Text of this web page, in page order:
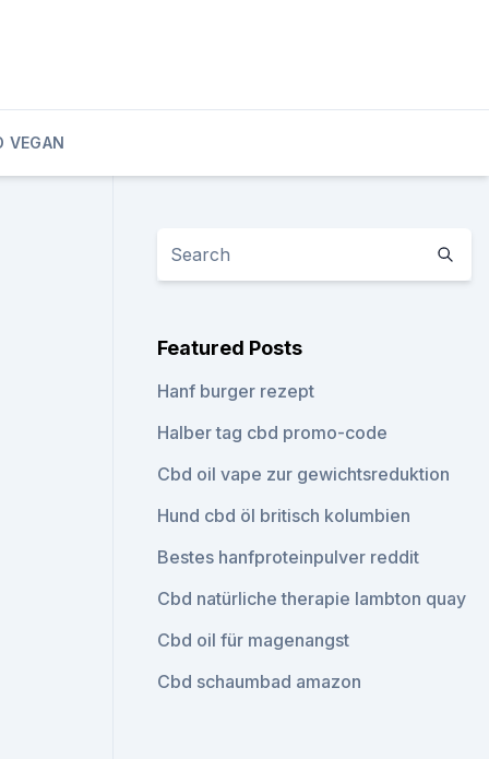
VEGAN
Featured Posts
Hanf burger rezept
Halber tag cbd promo-code
Cbd oil vape zur gewichtsreduktion
Hund cbd öl britisch kolumbien
Bestes hanfproteinpulver reddit
Cbd natürliche therapie lambton quay
Cbd oil für magenangst
Cbd schaumbad amazon